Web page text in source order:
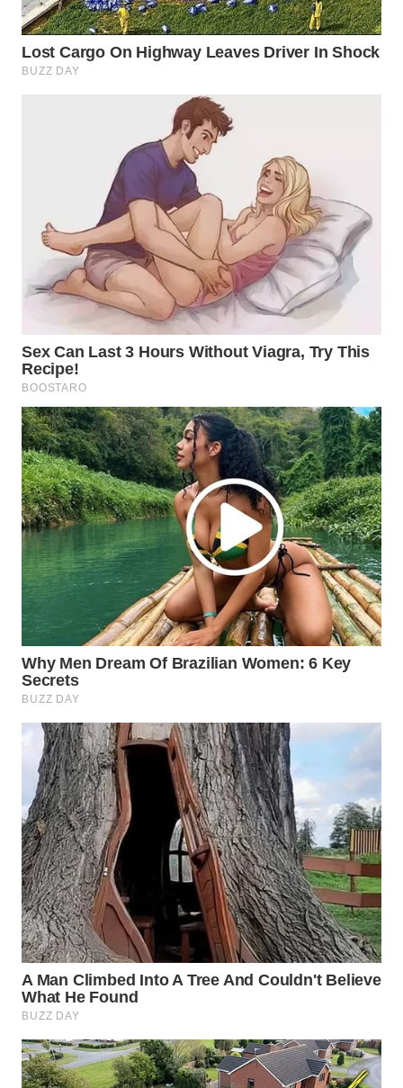
WN
INDRAMAYU
WN
SUBANG
WN
SUKABUMI
WN
PURWAKARTA
WN
PRIANGAN
TIMUR
WN
SEMARANG
WN
SOLO
BOROBUDUR
WN
WN
SURABAYA
WN
NATUNA
WN
BINTAN
WN
MANDALIKA
LIKUPANG